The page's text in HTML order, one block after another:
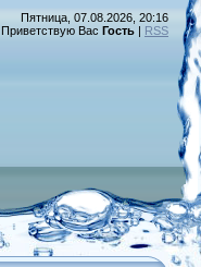
Пятница, 07.08.2026, 20:16
Приветствую Вас Гость | RSS